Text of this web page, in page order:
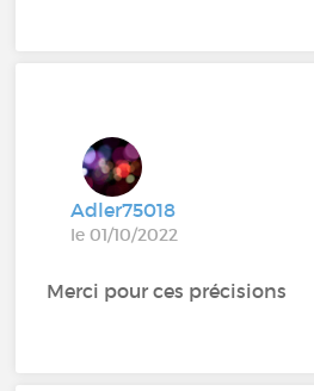
Adler75018
le 01/10/2022
Merci pour ces précisions